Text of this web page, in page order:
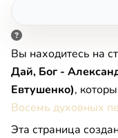
Вы находитесь на
Дай, Бог -
Евтушенко),
Восемь духовных
Эта страница